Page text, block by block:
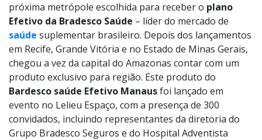
próxima metrópole escolhida para receber o plano
Efetivo da Bradesco Saúde – líder do mercado de
saúde suplementar brasileiro. Depois dos lançamentos
em Recife, Grande Vitória e no Estado de Minas Gerais,
chegou a vez da capital do Amazonas contar com um
produto exclusivo para região. Este produto do
Bardesco saúde Efetivo Manausfoi lançado em
evento no Lelieu Espaço, com a presença de 300
convidados, incluindo representantes da diretoria do
Grupo Bradesco Seguros e do Hospital Adventista